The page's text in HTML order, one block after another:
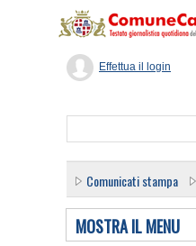
Effettua il login
Comunicati stampa
MOSTRA IL MENU